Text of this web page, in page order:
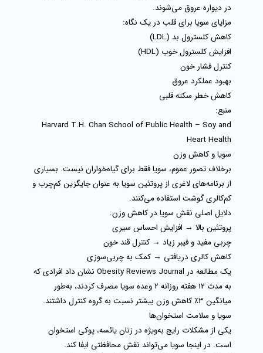
در دیواره عروق می‌شوند.
مزایای سویا برای قلب در یک نگاه:
کاهش کلسترول بد (LDL)
افزایش کلسترول خوب (HDL)
کنترل فشار خون
بهبود عملکرد عروق
کاهش خطر سکته قلبی
منبع:
Harvard T.H. Chan School of Public Health – Soy and
Heart Health
سویا و کاهش وزن
برخلاف تصور عموم، سویا فقط برای گیاه‌خواران نیست. بسیاری
از برنامه‌های لاغری از پروتئین سویا به عنوان جایگزین کم‌چرب و
کم‌کالری گوشت استفاده می‌کنند.
دلایل اصلی نقش سویا در کاهش وزن:
پروتئین بالا → افزایش احساس سیری
چربی مفید و فیبر زیاد → کنترل قند خون
کاهش کالری دریافتی → کمک به چربی‌سوزی
یک مطالعه در Obesity Reviews Journal نشان داد افرادی که
به مدت 12 هفته روزانه 2 وعده سویا مصرف کردند، به‌طور
میانگین 3٪ کاهش وزن بیشتر
نسبت به گروه کنترل داشتند.
سویا و سلامت استخوان‌ها
یکی از مشکلات رایج به‌ویژه در زنان یائسه، پوکی استخوان
است. در اینجا سویا می‌تواند نقش محافظتی ایفا کند.